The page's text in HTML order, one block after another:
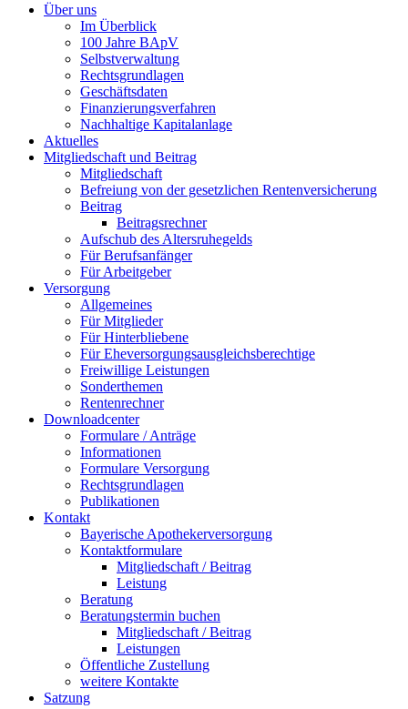
Über uns
Im Überblick
100 Jahre BApV
Selbstverwaltung
Rechtsgrundlagen
Geschäftsdaten
Finanzierungsverfahren
Nachhaltige Kapitalanlage
Aktuelles
Mitgliedschaft und Beitrag
Mitgliedschaft
Befreiung von der gesetzlichen Rentenversicherung
Beitrag
Beitragsrechner
Aufschub des Altersruhegelds
Für Berufsanfänger
Für Arbeitgeber
Versorgung
Allgemeines
Für Mitglieder
Für Hinterbliebene
Für Eheversorgungsausgleichsberechtige
Freiwillige Leistungen
Sonderthemen
Rentenrechner
Downloadcenter
Formulare / Anträge
Informationen
Formulare Versorgung
Rechtsgrundlagen
Publikationen
Kontakt
Bayerische Apothekerversorgung
Kontaktformulare
Mitgliedschaft / Beitrag
Leistung
Beratung
Beratungstermin buchen
Mitgliedschaft / Beitrag
Leistungen
Öffentliche Zustellung
weitere Kontakte
Satzung